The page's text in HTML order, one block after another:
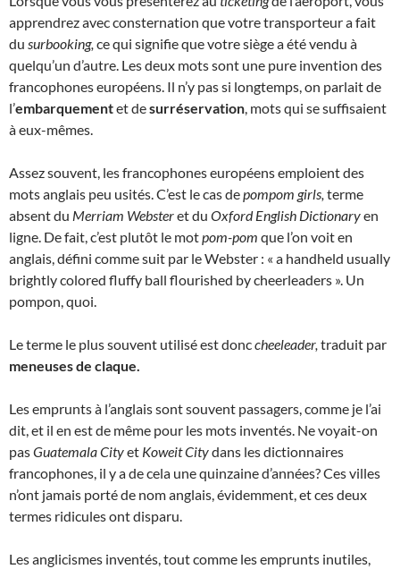
apprendrez avec consternation que votre transporteur a fait
du surbooking, ce qui signifie que votre siège a été vendu à
quelqu’un d’autre. Les deux mots sont une pure invention des
francophones européens. Il n’y pas si longtemps, on parlait de
l’embarquementet desurréservation, mots qui se suffisaient
à eux-mêmes.
Assez souvent, les francophones européens emploient des
mots anglais peu usités. C’est le cas depompom girls, terme
absent du Merriam Websteret du Oxford English Dictionaryen
ligne. De fait, c’est plutôt le motpom-pom que l’on voit en
anglais, défini comme suit par le Webster : « a handheld usually
brightly colored fluffy ball flourished by cheerleaders ». Un
pompon, quoi.
Le terme le plus souvent utilisé est donccheeleader, traduit par
meneuses de claque.
Les emprunts à l’anglais sont souvent passagers, comme je l’ai
dit, et il en est de même pour les mots inventés. Ne voyait-on
pasGuatemala Cityet Koweit Citydans les dictionnaires
francophones, il y a de cela une quinzaine d’années? Ces villes
n’ont jamais porté de nom anglais, évidemment, et ces deux
termes ridicules ont disparu.
Les anglicismes inventés, tout comme les emprunts inutiles,